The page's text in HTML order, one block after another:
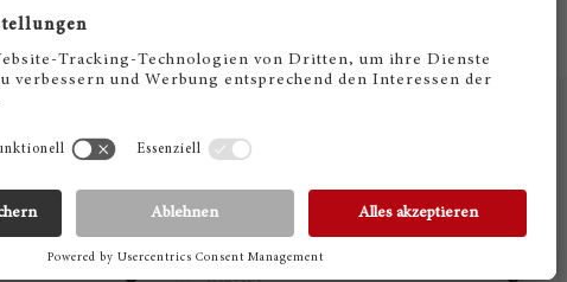
STELLEN
zu uns auf! Gerne senden wir Ihnen ein Angebot zu.